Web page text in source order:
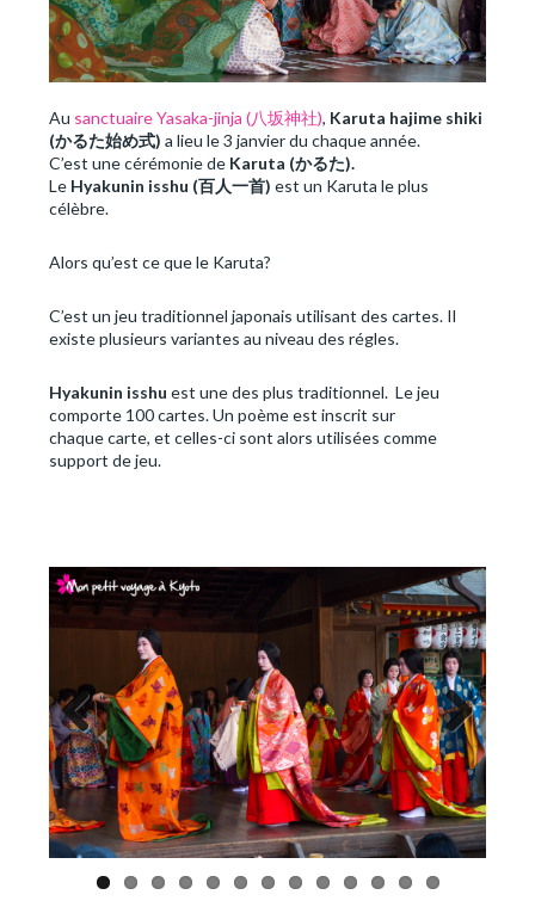
Au sanctuaire Yasaka-jinja (八坂神社), Karuta hajime shiki
(かるた始め式) a lieu le 3 janvier du chaque année.
C’est une cérémonie de Karuta (かるた).
Le Hyakunin isshu (百人一首) est un Karuta le plus
célèbre.
Alors qu’est ce que le Karuta?
C’est un jeu traditionnel japonais utilisant des cartes. Il
existe plusieurs variantes au niveau des régles.
Hyakunin isshu est une des plus traditionnel. Le jeu
comporte 100 cartes. Un poème est inscrit sur
chaque carte, et celles-ci sont alors utilisées comme
support de jeu.
Previous Next